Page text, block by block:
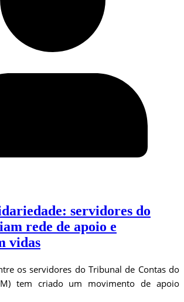
servidores do
rede de apoio e
vidas
os servidores do Tribunal de Contas do
tem criado um movimento de apoio